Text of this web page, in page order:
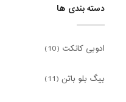
دسته بندی ها
ادوبی کانکت (10)
بیگ بلو باتن (11)